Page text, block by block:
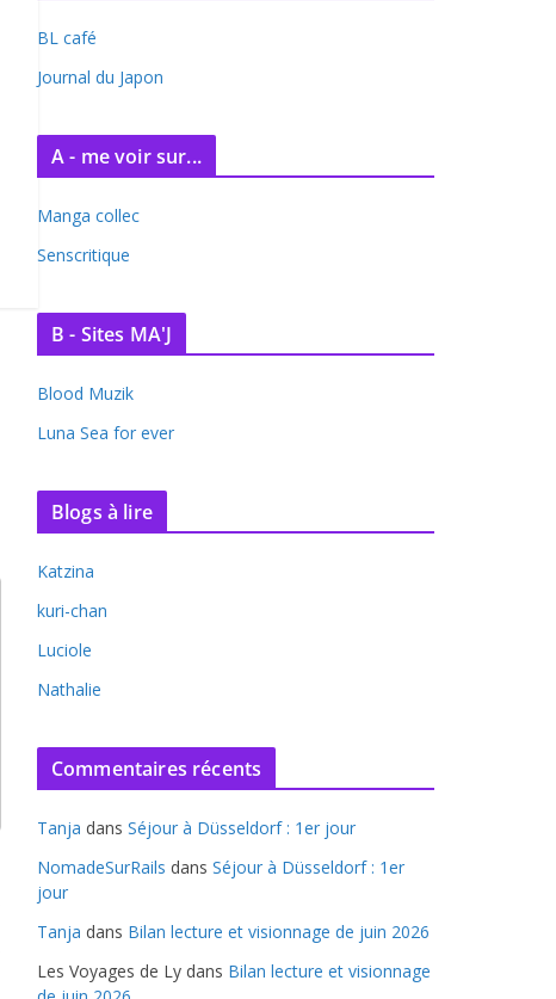
BL café
Journal du Japon
A - me voir sur...
Manga collec
Senscritique
B - Sites MA'J
Blood Muzik
Luna Sea for ever
Blogs à lire
Katzina
kuri-chan
Luciole
Nathalie
Commentaires récents
Tanja dans Séjour à Düsseldorf : 1er jour
NomadeSurRails dans Séjour à Düsseldorf : 1er
jour
Tanja dans Bilan lecture et visionnage de juin 2026
Les Voyages de Ly dans Bilan lecture et visionnage